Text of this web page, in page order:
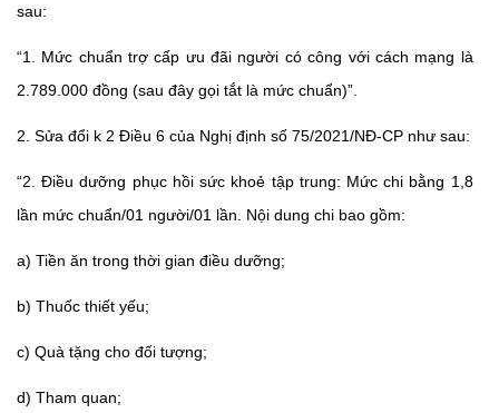
sau:
“1. Mức chuẩn trợ cấp ưu đãi người có công với cách mạng là
2.789.000 đồng (sau đây gọi tắt là mức chuẩn)”.
2. Sửa đổi k 2 Điều 6 của Nghị định số 75/2021/NĐ-CP như sau:
“2. Điều dưỡng phục hồi sức khoẻ tập trung: Mức chi bằng 1,8
lần mức chuẩn/01 người/01 lần. Nội dung chi bao gồm:
a) Tiền ăn trong thời gian điều dưỡng;
b) Thuốc thiết yếu;
c) Quà tặng cho đối tượng;
d) Tham quan;